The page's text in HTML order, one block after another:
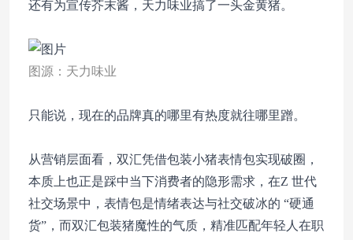
还有为宣传芥末酱，天力味业搞了一头金黄猪。
图源：天力味业
只能说，现在的品牌真的哪里有热度就往哪里蹭。
从营销层面看， 双汇凭借包装小猪表情包实现破圈，
本质上也正是踩中当下消费者的隐形需求，在Z 世代
社交场景中，表情包是情绪表达与社交破冰的 “硬通
货”，而双汇包装猪魔性的气质，精准匹配年轻人在职